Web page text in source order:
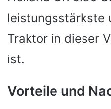
leistungsstärkste
Traktor in dieser
ist.
Vorteile und